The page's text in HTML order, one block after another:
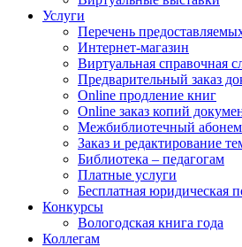
Услуги
Перечень
Интернет-магазин
Виртуальная справочная
Предварительный заказ
Online продление книг
Online заказ копий
Межбиблиотечный
Заказ и редактирование
Библиотека – педагогам
Платные услуги
Бесплатная юридическая
Конкурсы
Вологодская книга года
Коллегам